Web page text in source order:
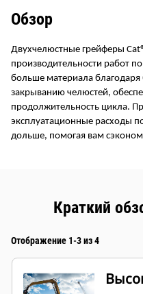
Обзор
Двухчелюстные грейферы
производительности работ
больше материала
закрыванию челюстей,
продолжительность цикла.
эксплуатационные расходы
дольше, помогая вам
Краткий
Отображение 1-3 из 4